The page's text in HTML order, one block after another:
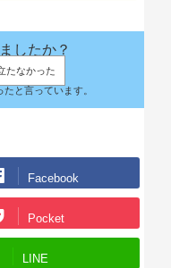
したか？
たなかった
と言っています。
Facebook
Pocket
LINE